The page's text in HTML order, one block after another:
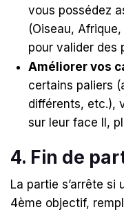
vous possédez
(Oiseau,
pour valider des
Améliorer vos
certains paliers
différents, etc.),
sur leur face II,
4. Fin de
La partie s’arrête si
4ème objectif,